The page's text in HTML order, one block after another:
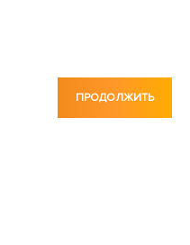
ПРОДОЛЖИТЬ